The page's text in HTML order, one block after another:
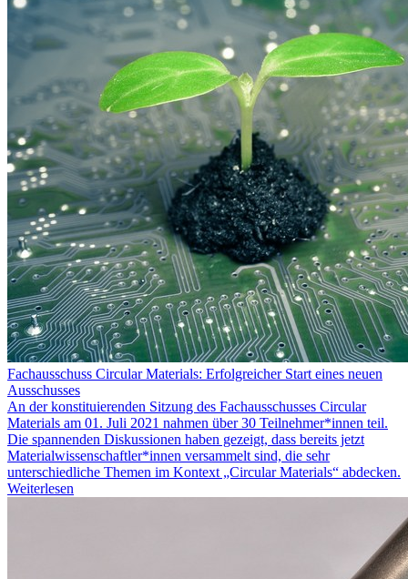
Fachausschuss Circular Materials: Erfolgreicher Start eines neuen
Ausschusses
An der konstituierenden Sitzung des Fachausschusses Circular
Materials am 01. Juli 2021 nahmen über 30 Teilnehmer*innen teil.
Die spannenden Diskussionen haben gezeigt, dass bereits jetzt
Materialwissenschaftler*innen versammelt sind, die sehr
unterschiedliche Themen im Kontext „Circular Materials“ abdecken.
Weiterlesen